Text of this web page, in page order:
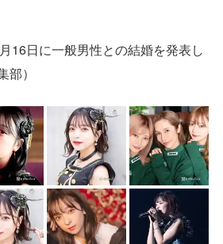
16日に一般男性との結婚を発表し
）